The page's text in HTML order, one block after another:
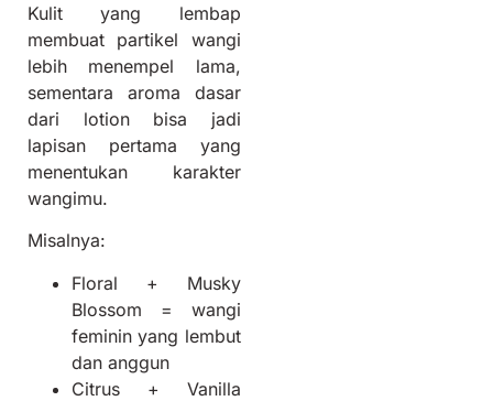
Kulit yang lembap
membuat partikel wangi
lebih menempel lama,
sementara aroma dasar
dari lotion bisa jadi
lapisan pertama yang
menentukan karakter
wangimu.
Misalnya:
Floral + Musky
Blossom = wangi
feminin yang lembut
dan anggun
Citrus + Vanilla